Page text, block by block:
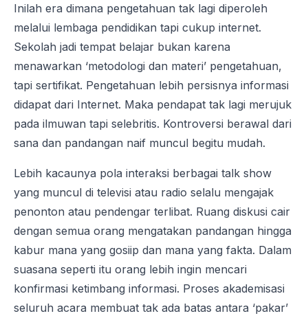
Inilah era dimana pengetahuan tak lagi diperoleh
melalui lembaga pendidikan tapi cukup internet.
Sekolah jadi tempat belajar bukan karena
menawarkan ‘metodologi dan materi’ pengetahuan,
tapi sertifikat. Pengetahuan lebih persisnya informasi
didapat dari Internet. Maka pendapat tak lagi merujuk
pada ilmuwan tapi selebritis. Kontroversi berawal dari
sana dan pandangan naif muncul begitu mudah.
Lebih kacaunya pola interaksi berbagai talk show
yang muncul di televisi atau radio selalu mengajak
penonton atau pendengar terlibat. Ruang diskusi cair
dengan semua orang mengatakan pandangan hingga
kabur mana yang gosiip dan mana yang fakta. Dalam
suasana seperti itu orang lebih ingin mencari
konfirmasi ketimbang informasi. Proses akademisasi
seluruh acara membuat tak ada batas antara ‘pakar’